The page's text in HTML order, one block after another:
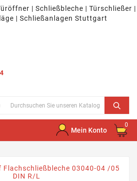
| Schließbleche | Türschließer |
| Schließanlagen Stuttgart
Mein Konto
0
Flachschließbleche 03040-04 /05
DIN R/L